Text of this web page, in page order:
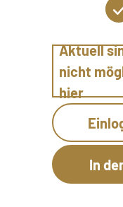
Aktuell
nicht
hier